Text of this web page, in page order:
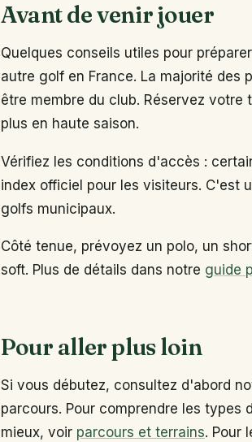
Avant de venir jouer
Quelques conseils utiles pour
autre golf en France. La majorité des
être membre du club. Réservez
plus en haute saison.
Vérifiez les conditions d'accès :
index officiel pour les visiteurs. C'est
golfs municipaux.
Côté tenue, prévoyez un polo, un
soft. Plus de détails dans notre guide
Pour aller plus loin
Si vous débutez, consultez d'abord
parcours. Pour comprendre les
mieux, voir parcours et terrains. Pour